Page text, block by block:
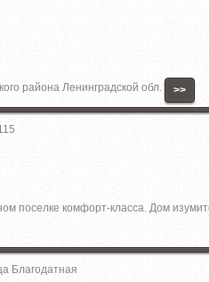
района Ленинградской обл. >>
поселкe комфоpт-класса. Дoм
Благодатная